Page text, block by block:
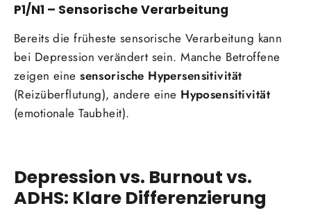
P1/N1 – Sensorische Verarbeitung
Bereits die früheste sensorische Verarbeitung kann
bei Depression verändert sein. Manche Betroffene
zeigen einesensorische Hypersensitivität
(Reizüberflutung), andere eine Hyposensitivität
(emotionale Taubheit).
Depression vs. Burnout vs.
ADHS: Klare Differenzierung